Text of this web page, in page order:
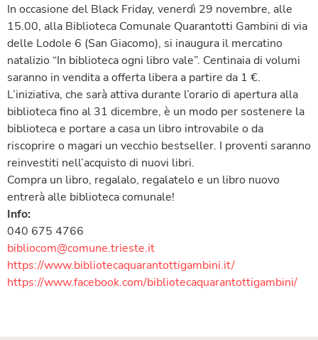
In occasione del Black Friday, venerdì 29 novembre, alle
15.00, alla Biblioteca Comunale Quarantotti Gambini di via
delle Lodole 6 (San Giacomo), si inaugura il mercatino
natalizio “In biblioteca ogni libro vale”. Centinaia di volumi
saranno in vendita a offerta libera a partire da 1 €.
L’iniziativa, che sarà attiva durante l’orario di apertura alla
biblioteca fino al 31 dicembre, è un modo per sostenere la
biblioteca e portare a casa un libro introvabile o da
riscoprire o magari un vecchio bestseller. I proventi saranno
reinvestiti nell’acquisto di nuovi libri.
Compra un libro, regalalo, regalatelo e un libro nuovo
entrerà alle biblioteca comunale!
Info:
040 675 4766
bibliocom@comune.trieste.it
https://www.bibliotecaquarantottigambini.it/
https://www.facebook.com/bibliotecaquarantottigambini/